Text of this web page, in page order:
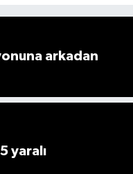
arkadan
yaralı